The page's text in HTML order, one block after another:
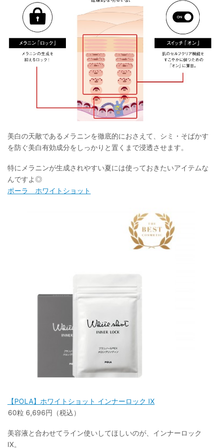
美白の天敵であるメラニンを徹底的におさえて、シミ・そばかす
を防ぐ美白有効成分をしっかりと置くまで浸透させます。
特にメラニンが生成されやすい夏には使っておきたいアイテムな
んですよ◎
ポーラ ホワイトショット
【POLA】ホワイトショット インナーロック IX
60粒 6,696円（税込）
美容液と合わせてライン使いしてほしいのが、インナーロック
IX。